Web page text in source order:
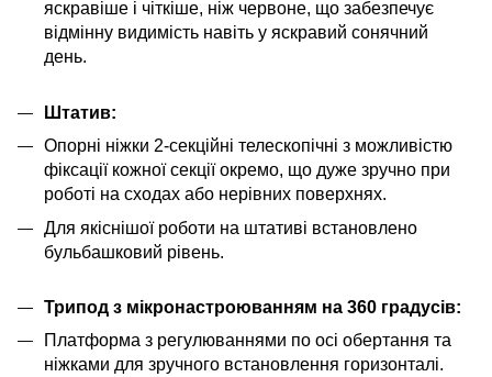
яскравіше і чіткіше, ніж червоне, що забезпечує
відмінну видимість навіть у яскравий сонячний
день.
Штатив:
Опорні ніжки 2-секційні телескопічні з можливістю
фіксації кожної секції окремо, що дуже зручно при
роботі на сходах або нерівних поверхнях.
Для якіснішої роботи на штативі встановлено
бульбашковий рівень.
Трипод з мікронастроюванням на 360 градусів:
Платформа з регулюваннями по осі обертання та
ніжками для зручного встановлення горизонталі.